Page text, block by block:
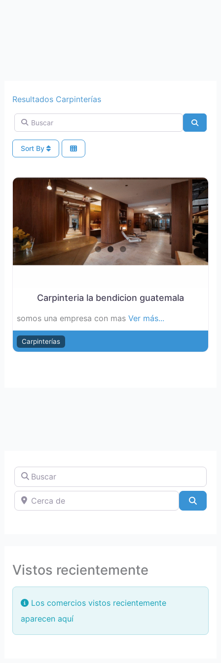
Resultados Carpinterías
Buscar
Sort By
Carpinteria la bendicion guatemala
somos una empresa con mas Ver más...
Carpinterías
Buscar
Cerca de
Vistos recientemente
Los comercios vistos recientemente
aparecen aquí